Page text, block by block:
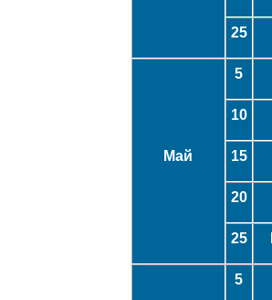
25
Май
5
10
15
20
25
5